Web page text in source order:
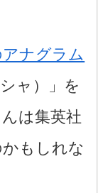
ナグラム
ャ）」を
は集英社
もしれな